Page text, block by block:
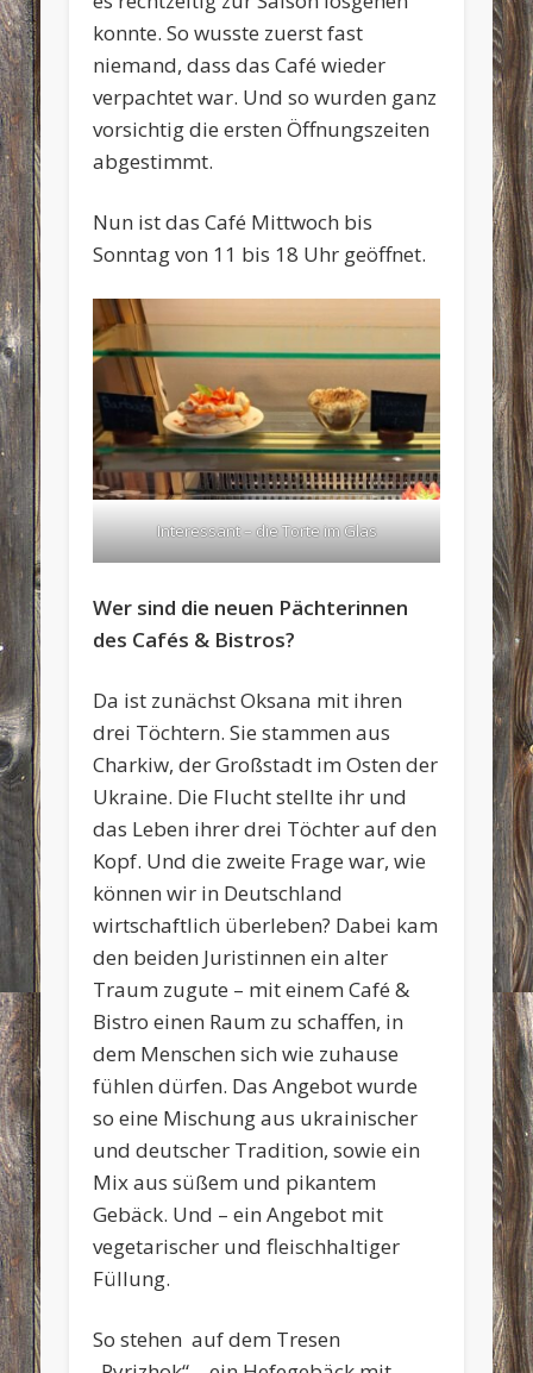
konnte. So wusste zuerst fast
niemand, dass das Café wieder
verpachtet war. Und so wurden ganz
vorsichtig die ersten Öffnungszeiten
abgestimmt.
Nun ist das Café Mittwoch bis
Sonntag von 11 bis 18 Uhr geöffnet.
Interessant – die Torte im Glas
Wer sind die neuen Pächterinnen
des Cafés & Bistros?
Da ist zunächst Oksana mit ihren
drei Töchtern. Sie stammen aus
Charkiw, der Großstadt im Osten der
Ukraine. Die Flucht stellte ihr und
das Leben ihrer drei Töchter auf den
Kopf. Und die zweite Frage war, wie
können wir in Deutschland
wirtschaftlich überleben? Dabei kam
den beiden Juristinnen ein alter
Traum zugute – mit einem Café &
Bistro einen Raum zu schaffen, in
dem Menschen sich wie zuhause
fühlen dürfen. Das Angebot wurde
so eine Mischung aus ukrainischer
und deutscher Tradition, sowie ein
Mix aus süßem und pikantem
Gebäck. Und – ein Angebot mit
vegetarischer und fleischhaltiger
Füllung.
So stehen auf dem Tresen